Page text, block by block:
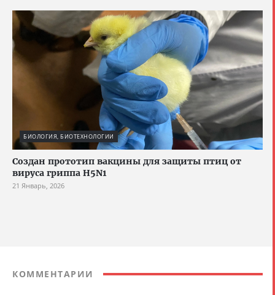
БИОЛОГИЯ, БИОТЕХНОЛОГИИ
Создан прототип вакцины для защиты птиц от
вируса гриппа H5N1
21 Январь, 2026
КОММЕНТАРИИ